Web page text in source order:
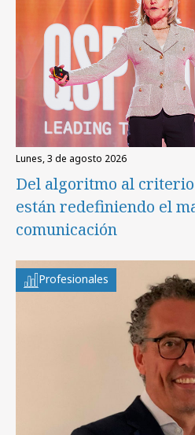
lunes, 3 de agosto 2026
Del algoritmo al
están redefiniendo el
comunicación
Profesionales